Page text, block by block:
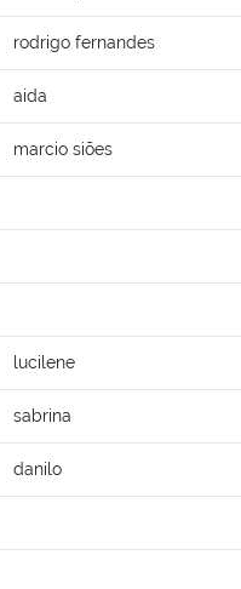
rodrigo fernandes
aida
marcio siões
lucilene
sabrina
danilo